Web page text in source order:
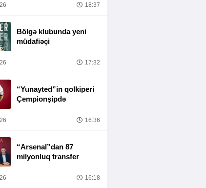
18:37
Bölgə klubunda yeni
müdafiəçi
17:32
“Yunayted”in qolkiperi
Çempionşipdə
16:36
“Arsenal”dan 87
milyonluq transfer
16:18